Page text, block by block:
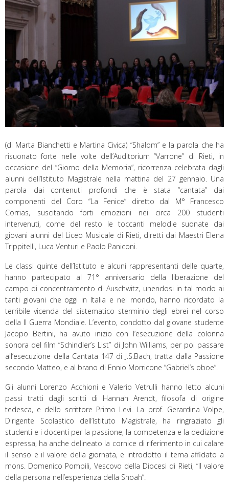
(di Marta Bianchetti e Martina Civica) “Shalom” e la parola che ha
risuonato forte nelle volte dell’Auditorium “Varrone” di Rieti, in
occasione del “Giorno della Memoria”, ricorrenza celebrata dagli
alunni dell’Istituto Magistrale nella mattina del 27 gennaio. Una
parola dai contenuti profondi che è stata “cantata” dai
componenti del Coro “La Fenice” diretto dal M° Francesco
Corrias, suscitando forti emozioni nei circa 200 studenti
intervenuti, come del resto le toccanti melodie suonate dai
giovani alunni del Liceo Musicale di Rieti, diretti dai Maestri Elena
Trippitelli, Luca Venturi e Paolo Paniconi.
Le classi quinte dell’Istituto e alcuni rappresentanti delle quarte,
hanno partecipato al 71° anniversario della liberazione del
campo di concentramento di Auschwitz, unendosi in tal modo ai
tanti giovani che oggi in Italia e nel mondo, hanno ricordato la
terribile vicenda del sistematico sterminio degli ebrei nel corso
della II Guerra Mondiale. L’evento, condotto dal giovane studente
Jacopo Bertini, ha avuto inizio con l’esecuzione della colonna
sonora del film “Schindler’s List” di John Williams, per poi passare
all’esecuzione della Cantata 147 di J.S.Bach, tratta dalla Passione
secondo Matteo, e al brano di Ennio Morricone “Gabriel’s oboe”.
Gli alunni Lorenzo Acchioni e Valerio Vetrulli hanno letto alcuni
passi tratti dagli scritti di Hannah Arendt, filosofa di origine
tedesca, e dello scrittore Primo Levi. La prof. Gerardina Volpe,
Dirigente Scolastico dell’Istituto Magistrale, ha ringraziato gli
studenti e i docenti per la passione, la competenza e la dedizione
espressa, ha anche delineato la cornice di riferimento in cui calare
il senso e il valore della giornata, e introdotto il tema affidato a
mons. Domenico Pompili, Vescovo della Diocesi di Rieti, “Il valore
della persona nell’esperienza della Shoah”.